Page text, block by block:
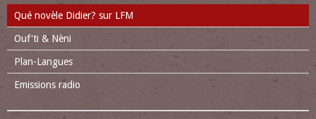
Qué novèle Didier? sur LFM
Ouf'ti & Nèni
Plan-Langues
Emissions radio